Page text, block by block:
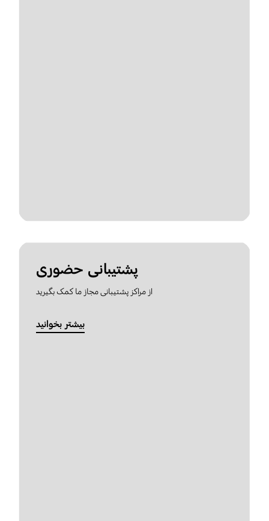
پشتیبانی حضوری
از مراکز پشتیبانی مجاز ما کمک بگیرید
بیشتر بخوانید